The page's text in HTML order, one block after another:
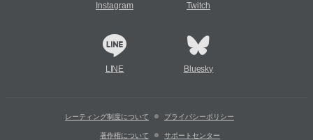
Instagram Twitch
LINE Bluesky
レーティング制度について プライバシーポリシー
著作権について サポートセンター